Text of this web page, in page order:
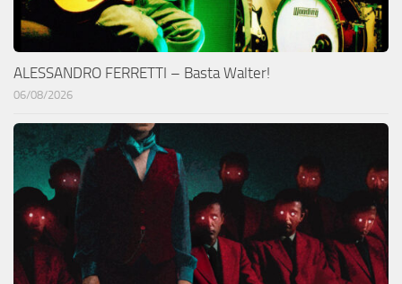
ALESSANDRO FERRETTI – Basta Walter!
06/08/2026